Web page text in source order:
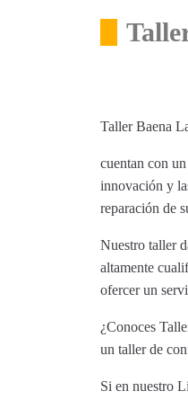
Taller Baena
cuentan con
innovación y
reparación de
Nuestro taller
altamente
ofercer un
¿Conoces
un taller de
Si en nuestro